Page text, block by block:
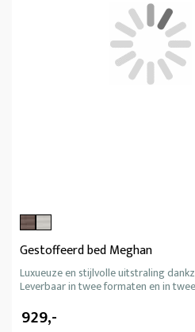
Gestoffeerd bed Meghan
Luxueuze en stijlvolle uitstraling
Leverbaar in twee formaten en in
929,-